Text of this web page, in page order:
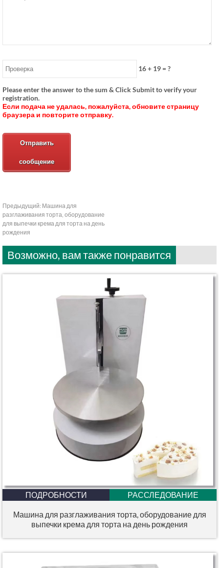
16+ 19= ?
Please enter the answer to the sum & Click Submit to verify your
registration.
Если подача не удалась, пожалуйста, обновите страницу
браузера и повторите отправку.
Отправить
сообщение
Предыдущий: Машина для
разглаживания торта, оборудование
для выпечки крема для торта на день
рождения
Возможно, вам также понравится
ПОДРОБНОСТИ РАССЛЕДОВАНИЕ
Машина для разглаживания торта, оборудование для
выпечки крема для торта на день рождения